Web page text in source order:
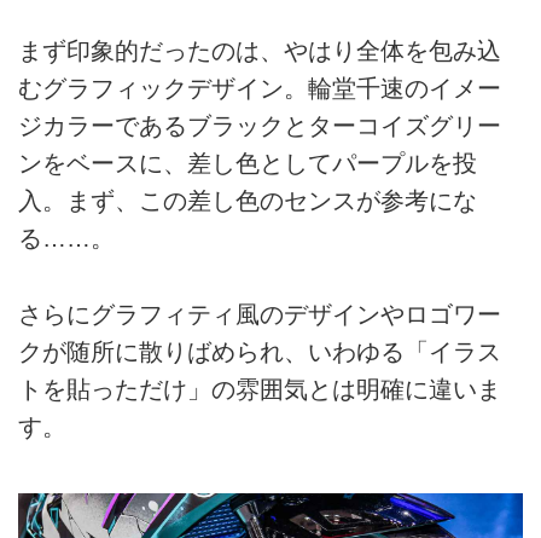
まず印象的だったのは、やはり全体を包み込
むグラフィックデザイン。輪堂千速のイメー
ジカラーであるブラックとターコイズグリー
ンをベースに、差し色としてパープルを投
入。まず、この差し色のセンスが参考にな
る……。
さらにグラフィティ風のデザインやロゴワー
クが随所に散りばめられ、いわゆる「イラス
トを貼っただけ」の雰囲気とは明確に違いま
す。